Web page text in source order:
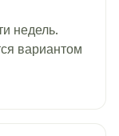
недель.
вариантом